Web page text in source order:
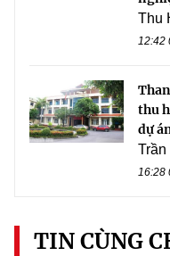
Thu
12:42
thu
dự
Trần
16:28
TIN CÙNG